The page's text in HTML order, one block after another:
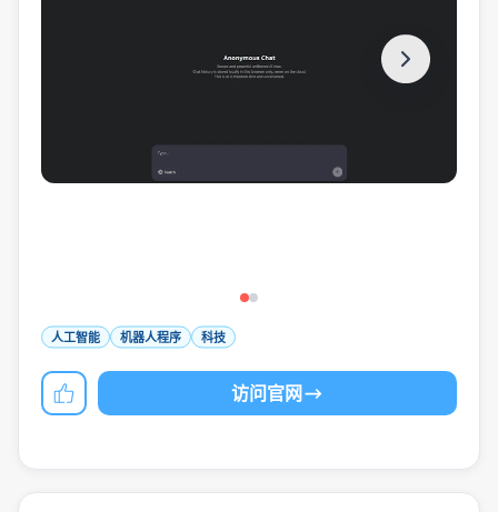
人工智能 机器人程序 科技
访问官网